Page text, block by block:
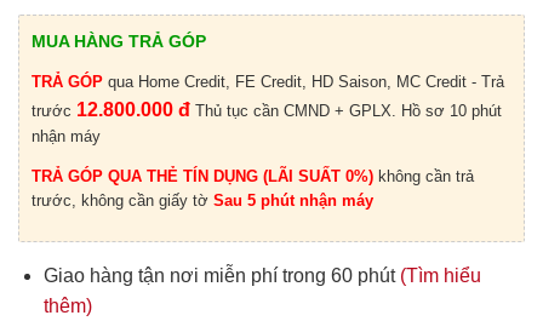
MUA HÀNG TRẢ GÓP
TRẢ GÓP qua Home Credit, FE Credit, HD Saison, MC Credit - Trả
trước 12.800.000 đ Thủ tục cần CMND + GPLX. Hồ sơ 10 phút
nhận máy
TRẢ GÓP QUA THẺ TÍN DỤNG (LÃI SUẤT 0%) không cần trả
trước, không cần giấy tờ Sau 5 phút nhận máy
Giao hàng tận nơi miễn phí trong 60 phút (Tìm hiểu
thêm)